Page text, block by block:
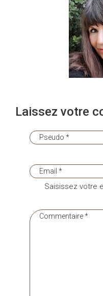
Laissez votre
Saisissez votre